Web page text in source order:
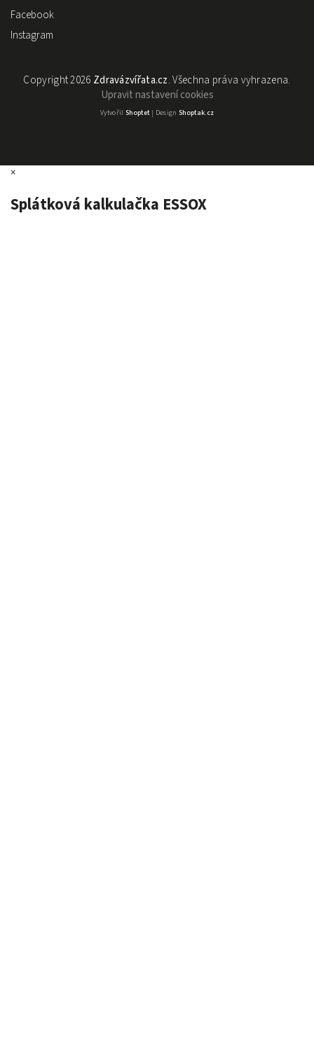
Facebook
Instagram
Copyright 2026 Zdravázvířata.cz. Všechna práva vyhrazena.
Upravit nastavení cookies
Vytvořil Shoptet| Design Shoptak.cz
×
Splátková kalkulačka ESSOX